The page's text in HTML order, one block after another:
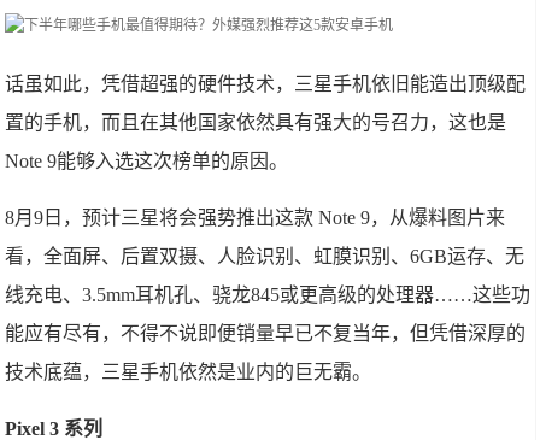
话虽如此，凭借超强的硬件技术，三星手机依旧能造出顶级配
置的手机，而且在其他国家依然具有强大的号召力，这也是
Note 9能够入选这次榜单的原因。
8月9日，预计三星将会强势推出这款 Note 9，从爆料图片来
看，全面屏、后置双摄、人脸识别、虹膜识别、6GB运存、无
线充电、3.5mm耳机孔、骁龙845或更高级的处理器……这些功
能应有尽有，不得不说即便销量早已不复当年，但凭借深厚的
技术底蕴，三星手机依然是业内的巨无霸。
Pixel 3 系列